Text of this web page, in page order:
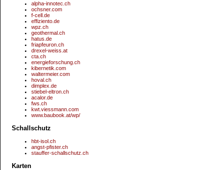
alpha-innotec.ch
ochsner.com
f-cell.de
effiziento.de
wpz.ch
geothermal.ch
hatus.de
friapfeuron.ch
drexel-weiss.at
cta.ch
energieforschung.ch
kibernetik.com
waltermeier.com
hoval.ch
dimplex.de
stiebel-eltron.ch
acalor.de
fws.ch
kwt.viessmann.com
www.baubook.at/wp/
Schallschutz
hbt-isol.ch
angst-pfister.ch
stauffer-schallschutz.ch
Karten